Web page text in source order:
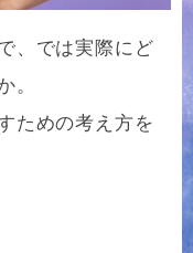
、では実際にど
。
ための考え方を